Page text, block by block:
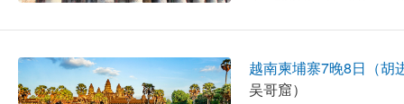
越南柬埔寨7晚8日（胡
吴哥窟）